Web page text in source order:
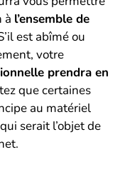
à l’ensemble de
est abîmé ou
votre
prendra en
que certaines
au matériel
serait l’objet de